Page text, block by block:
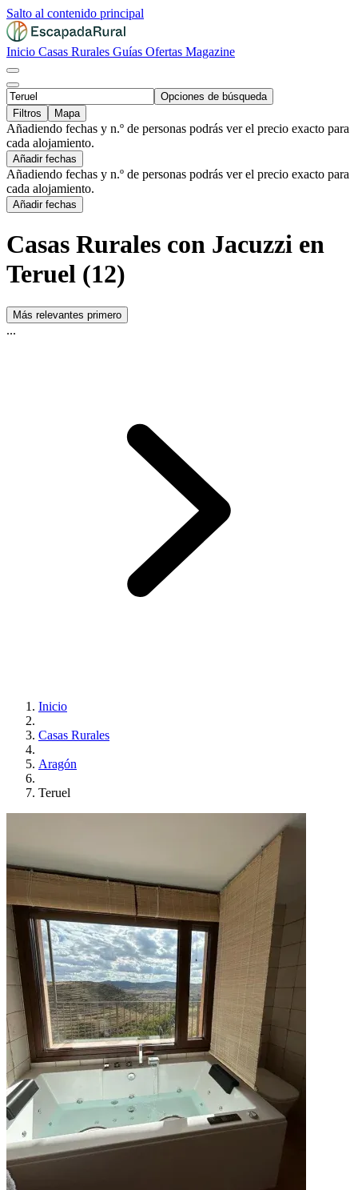
Salto al contenido principal
Inicio Casas Rurales Guías Ofertas Magazine
Opciones de búsqueda
Filtros
Mapa
Añadiendo fechas y n.º de personas podrás ver el precio exacto para
cada alojamiento.
Añadir fechas
Añadiendo fechas y n.º de personas podrás ver el precio exacto para
cada alojamiento.
Añadir fechas
Casas Rurales con Jacuzzi en
Teruel (12)
Más relevantes primero
...
Inicio
Casas Rurales
Aragón
Teruel